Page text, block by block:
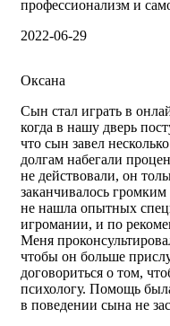
профессионализм и
2022-06-29
Оксана
Сын стал играть в
когда в нашу дверь
что сын завел
долгам набегали
не действовали, он
заканчивалось
не нашла опытных
игромании, и по
Меня
чтобы он больше
договориться о том,
психологу. Помощь
в поведении сына не